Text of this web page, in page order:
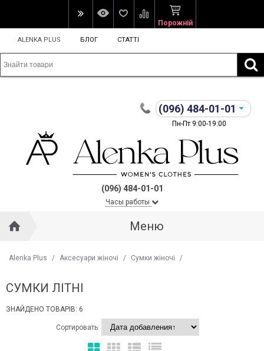
Порожній
ALENKA PLUS БЛОГ СТАТТІ
(096) 484-01-01
Пн-Пт 9:00-19:00
(096) 484-01-01
Часы работы
Меню
Alenka Plus / Аксесуари жіночі / Сумки жіночі /
СУМКИ ЛІТНІ
ЗНАЙДЕНО ТОВАРІВ: 6
Сортировать: